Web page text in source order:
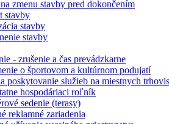
zmenu stavby pred dokončením
stavby
stavby
stavby
- zrušenie a čas prevádzkarne
o športovom a kultúrnom podujatí
poskytovanie služieb na miestnych
hospodáriaci roľník
sedenie (terasy)
reklamné zariadenia